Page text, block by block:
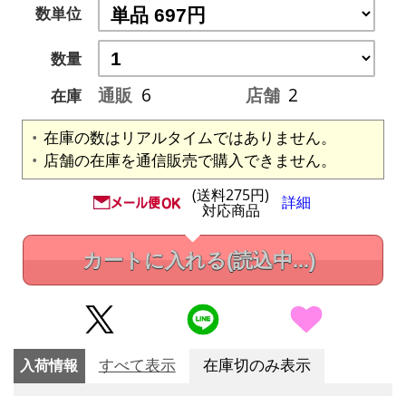
数単位
数量
在庫
通販 6 店舗 2
在庫の数はリアルタイムではありません。
店舗の在庫を通信販売で購入できません。
(送料275円)
対応商品 詳細
カートに入れる(読込中...)
入荷情報 すべて表示 在庫切のみ表示